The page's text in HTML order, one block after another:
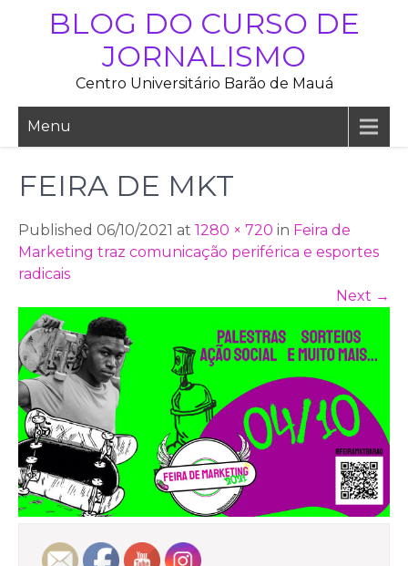
BLOG DO CURSO DE
JORNALISMO
Centro Universitário Barão de Mauá
Menu
FEIRA DE MKT
Published 06/10/2021 at 1280 × 720 in Feira de
Marketing traz comunicação periférica e esportes
radicais
Next →